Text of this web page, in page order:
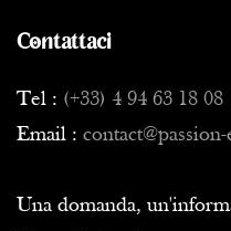
Contattaci
Tel : (+33) 4 94 63 18 08
Email :
Una domanda,